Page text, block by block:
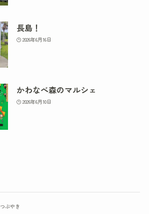
長島！
2026年6月16日
かわなべ森のマルシェ
2026年6月10日
つぶやき